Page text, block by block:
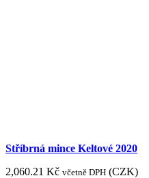
Stříbrná mince Keltové 2020
2,060.21 Kč včetně DPH (CZK)